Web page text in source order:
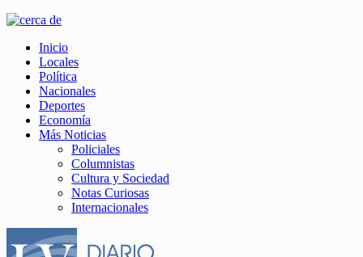
Inicio
Locales
Política
Nacionales
Deportes
Economía
Más Noticias
Policiales
Columnistas
Cultura y Sociedad
Notas Curiosas
Internacionales